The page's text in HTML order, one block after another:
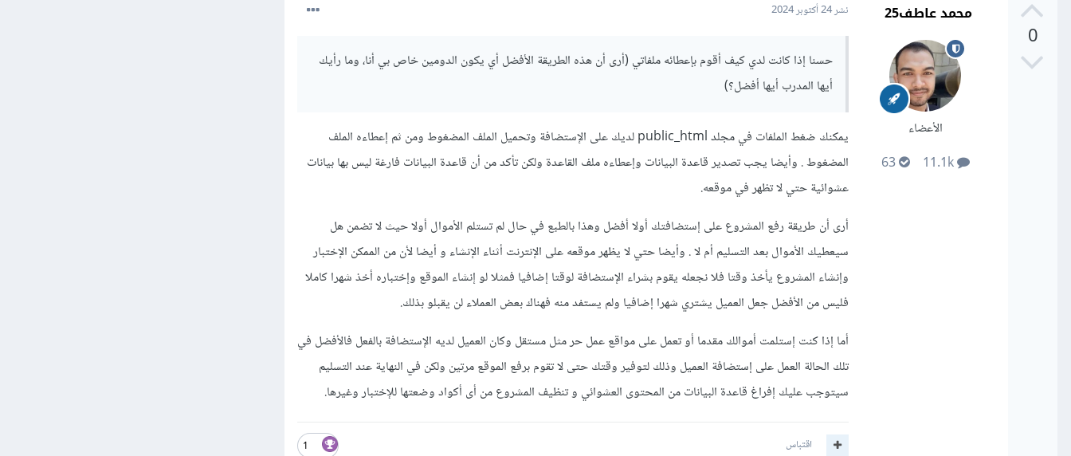
0
محمد عاطف25
الأعضاء
11.1k
63
نشر24 أكتوبر 2024
حسنا إذا كانت لدي كيف أقوم بإعطائه ملفاتي (أرى أن هذه الطريقة الأفضل أي يكون الدومين خاص بي أنا، وما رأيك
أيها المدرب أيها أفضل؟)
يمكنك ضغط الملفات في مجلد public_html لديك على الإستضافة وتحميل الملف المضغوط ومن ثم إعطاءه الملف
المضغوط . وأيضا يجب تصدير قاعدة البيانات وإعطاءه ملف القاعدة ولكن تأكد من أن قاعدة البيانات فارغة ليس بها بيانات
عشوائية حتي لا تظهر في موقعه.
أرى أن طريقة رفع المشروع على إستضافتك أولا أفضل وهذا بالطبع في حال لم تستلم الأموال أولا حيث لا تضمن هل
سيعطيك الأموال بعد التسليم أم لا . وأيضا حتي لا يظهر موقعه على الإنترنت أثناء الإنشاء و أيضا لأن من الممكن الإختبار
وإنشاء المشروع يأخذ وقتا فلا نجعله يقوم بشراء الإستضافة لوقتا إضافيا فمثلا لو إنشاء الموقع وإختباره أخذ شهرا كاملا
فليس من الأفضل جعل العميل يشتري شهرا إضافيا ولم يستفد منه فهناك بعض العملاء لن يقبلو بذلك.
أما إذا كنت إستلمت أموالك مقدما أو تعمل على مواقع عمل حر مثل مستقل وكان العميل لديه الإستضافة بالفعل فالأفضل في
تلك الحالة العمل على إستضافة العميل وذلك لتوفير وقتك حتى لا تقوم برفع الموقع مرتين ولكن في النهاية عند التسليم
سيتوجب عليك إفراغ قاعدة البيانات من المحتوى العشوائي و تنظيف المشروع من أى أكواد وضعتها للإختبار وغيرها.
1 اقتباس